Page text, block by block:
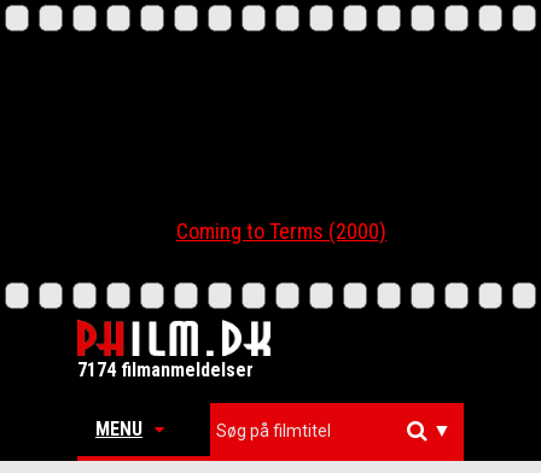
Coming to Terms (2000)
7174 filmanmeldelser
MENU ▼